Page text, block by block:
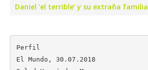
Daniel ‘el terrible’ y su extraña familia
Perfil
El Mundo, 30.07.2018